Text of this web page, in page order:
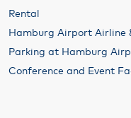
Rental
Hamburg Airport Airline
Parking at Hamburg
Conference and Event